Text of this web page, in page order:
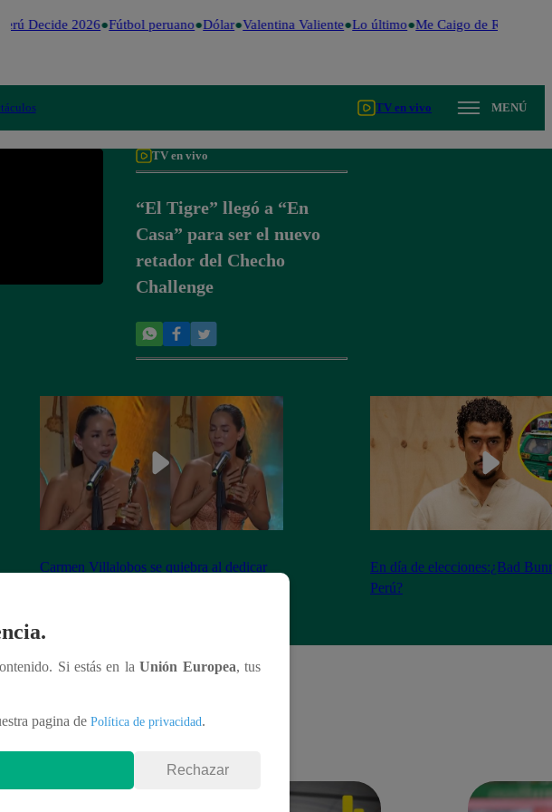
Perú Decide 2026 Fútbol peruano Dólar Valentina Valiente Lo último Me Caigo de Risa
TV en vivo MENÚ
TV en vivo
“El Tigre” llegó a “En
Casa” para ser el nuevo
retador del Checho
Challenge
Carmen Villalobos se quiebra al dedicar
En día de elecciones:¿Bad
Perú?
Si estás en laUnión Europea, tus
pagina de Política de privacidad.
Rechazar